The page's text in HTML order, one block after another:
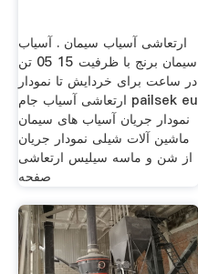
ارتعاشی آسیاب سیمان . آسیاب
سیمان برنج با ظرفیت 15 05 تن
در ساعت برای خردایش تا نمودار
ارتعاشی آسیاب جام pailsek eu
نمودار جریان آسیاب های سیمان
ماشین آلات شیلی نمودار جریان
از شن و ماسه سیلیس ارتعاشی
صفحه